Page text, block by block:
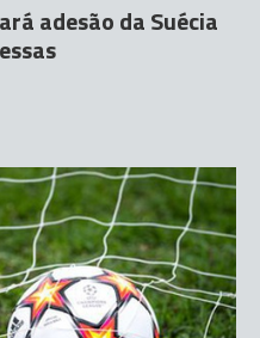
adesão da Suécia